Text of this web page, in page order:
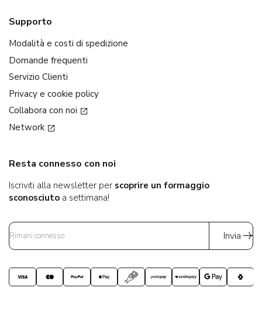
Supporto
Modalità e costi di spedizione
Domande frequenti
Servizio Clienti
Privacy e cookie policy
Collabora con noi
Network
Resta connesso con noi
Iscriviti alla newsletter per scoprire un formaggio
sconosciuto a settimana!
Invia